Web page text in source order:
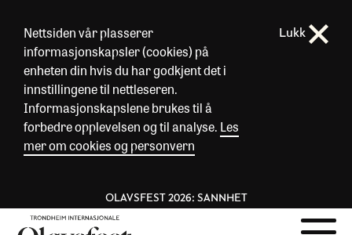
Nettsiden vår plasserer
informasjonskapsler (cookies) på
enheten din hvis du har godkjent det i
innstillingene til nettleseren.
Informasjonskapslene brukes til å
forbedre opplevelsen og til analyse. Les
mer om cookies og personvern
Lukk
OLAVSFEST 2026: SANNHET